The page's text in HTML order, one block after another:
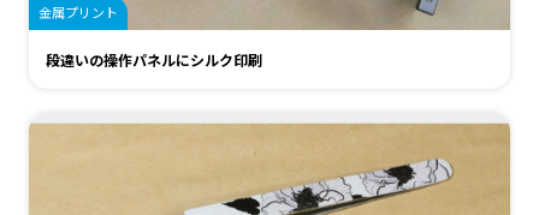
金属プリント
段違いの操作パネルにシルク印刷